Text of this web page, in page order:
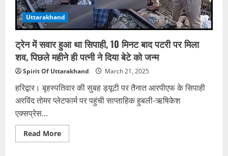
है
बीच
का
रास्ता
Uttarakhand
ट्रेन में सवार हुआ था सिपाही, 10 मिनट बाद पटरी पर मिला
शव, पिछले महीने ही पत्नी ने दिया बेटे को जन्म
Spirit Of Uttarakhand March 21, 2025
हरिद्वार। बृहस्पतिवार की सुबह ड्यूटी पर तैनात आरपीएफ के सिपाही
अरविंद तोमर प्लेटफार्म पर पहुंची साप्ताहिक हुबली-ऋषिकेश
एक्सप्रेस...
Read MoreRead
more